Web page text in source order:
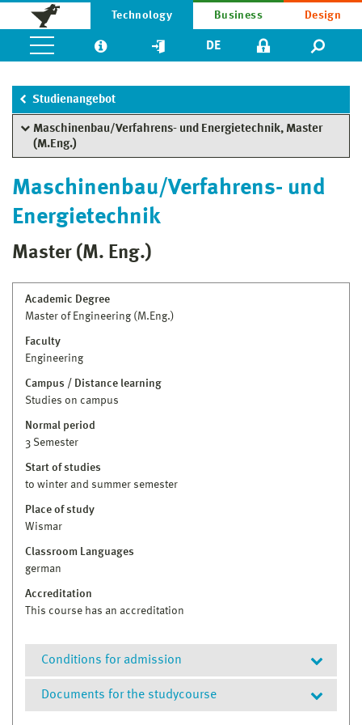
Technology Business Design
DE
Studienangebot
Maschinenbau/Verfahrens- und Energietechnik, Master
(M.Eng.)
Maschinenbau/Verfahrens- und
Energietechnik
Master (M. Eng.)
Academic Degree
Master of Engineering (M.Eng.)
Faculty
Engineering
Campus / Distance learning
Studies on campus
Normal period
3 Semester
Start of studies
to winter and summer semester
Place of study
Wismar
Classroom Languages
german
Accreditation
This course has an accreditation
Conditions for admission
Documents for the studycourse